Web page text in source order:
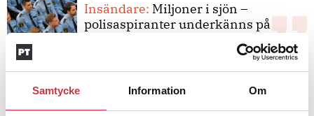
Samtycke Information Om
Insändare: Miljoner i sjön –
polisaspiranter underkänns på
Jens Mårtensson:Snart 20 år i tjänst